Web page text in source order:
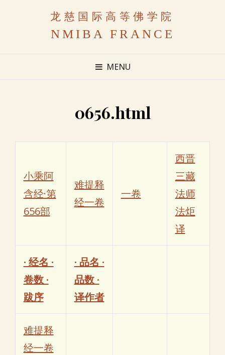
龙慈国际高等佛学院
NMIBA FRANCE
MENU
0656.html
小乘阿
含经·第
656部
难提释
经一卷
一卷
西晋
三藏
法师
法炬
译
· 经名 ·
卷数 ·
跋序
· 品名 ·
品数 ·
译作者
难提释
经一卷